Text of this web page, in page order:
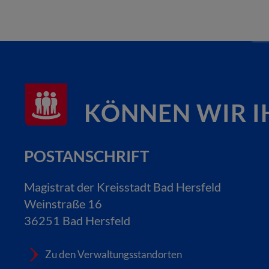
KÖNNEN WIR
POSTANSCHRIFT
Magistrat der Kreisstadt Bad Hersfeld
Weinstraße 16
36251 Bad Hersfeld
Zu den Verwaltungsstandorten